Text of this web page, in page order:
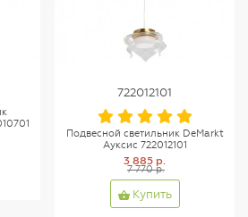
722012101
Подвесной светильник DeMarkt
Ауксис 722012101
3 885 р.
7 770 р.
Купить